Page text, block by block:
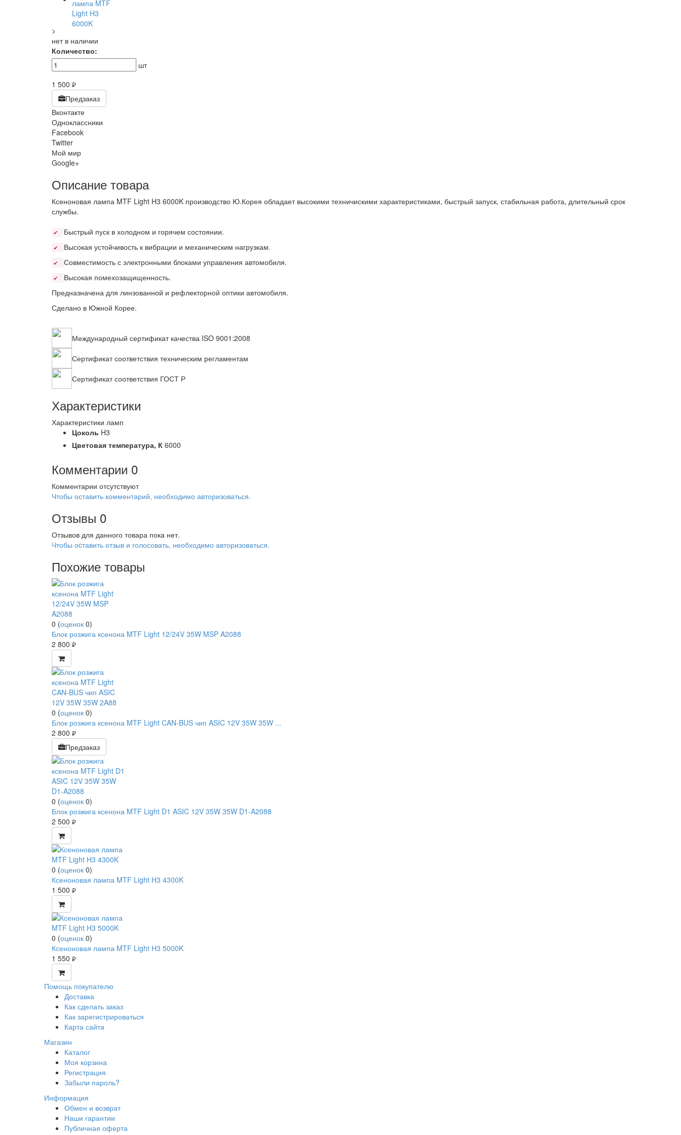
>
нет в наличии
Количество:
шт
1 500 руб.
Предзаказ
Вконтакте
Одноклассники
Facebook
Twitter
Мой мир
Google+
Описание товара
Ксеноновая лампа MTF Light H3 6000K производство Ю.Корея обладает высокими техничискими характеристиками, быстрый запуск, стабильная работа, длительный срок
службы.
✔ Быстрый пуск в холодном и горячем состоянии.
✔ Высокая устойчивость к вибрации и механическим нагрузкам.
✔ Совместимость с электронными блоками управления автомобиля.
✔
Высокая помехозащищенность.
Предназначена для линзованной и рефлекторной оптики автомобиля.
Сделано в Южной Корее.
Международный сертификат качества ISO 9001:2008
Сертификат соответствия техническим регламентам
Сертификат соответствия ГОСТ Р
Характеристики
Характеристики ламп
Цоколь H3
Цветовая температура, К 6000
Комментарии 0
Комментарии отсутствуют
Чтобы оставить комментарий, необходимо авторизоваться.
Отзывы 0
Отзывов для данного товара пока нет.
Чтобы оcтавить отзыв и голосовать, необходимо авторизоваться.
Похожие товары
0 (оценок 0)
Блок розжига ксенона MTF Light 12/24V 35W MSP A2088
2 800 руб.
0 (оценок 0)
Блок розжига ксенона MTF Light CAN-BUS чип ASIC 12V 35W 35W ...
2 800 руб.
Предзаказ
0 (оценок 0)
Блок розжига ксенона MTF Light D1 ASIC 12V 35W 35W D1-A2088
2 500 руб.
0 (оценок 0)
Ксеноновая лампа MTF Light H3 4300K
1 500 руб.
0 (оценок 0)
Ксеноновая лампа MTF Light H3 5000K
1 550 руб.
Помощь покупателю
Доставка
Как сделать заказ
Как зарегистрироваться
Карта сайта
Магазин
Каталог
Моя корзина
Регистрация
Забыли пароль?
Информация
Обмен и возврат
Наши гарантии
Публичная оферта